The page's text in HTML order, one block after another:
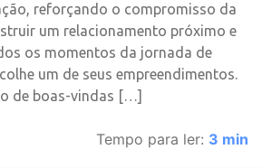
reforçando o compromisso da
um relacionamento próximo e
os momentos da jornada de
um de seus empreendimentos.
de boas-vindas […]
Tempo para ler: 3 min